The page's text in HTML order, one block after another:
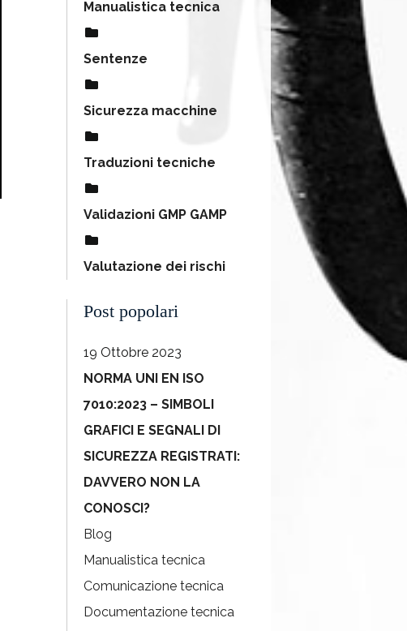
Manualistica tecnica
Sentenze
Sicurezza macchine
Traduzioni tecniche
Validazioni GMP GAMP
Valutazione dei rischi
Post popolari
19 Ottobre 2023
NORMA UNI EN ISO
7010:2023 – SIMBOLI
GRAFICI E SEGNALI DI
SICUREZZA REGISTRATI:
DAVVERO NON LA
CONOSCI?
Blog
Manualistica tecnica
Comunicazione tecnica
Documentazione tecnica